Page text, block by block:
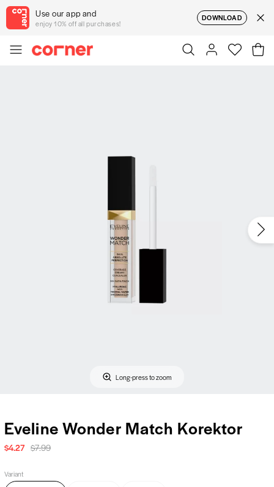
Use our app and
enjoy 10% off all purchases!
DOWNLOAD
Long-press to zoom
Eveline Wonder Match Korektor
$4.27 $7.99
Variant